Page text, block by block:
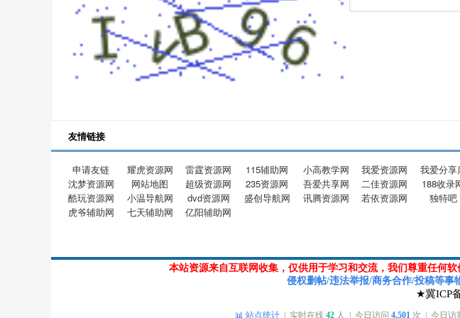
友情链接
申请友链 耀虎资源网 雷霆资源网 115辅助网 小高教学网 我爱资源网 我爱分享
沈梦资源网
网站地图 超级资源网 235资源网 吾爱共享网 二佳资源网 188收录
酷玩资源网
小温导航网 dvd资源网 盛创导航网 讯腾资源网 若依资源网 独特吧
虎爷辅助网
七天辅助网 亿阳辅助网
本站资源来自互联网收集，仅供用于学习和交流，我们尊重任何
侵权删帖/违法举报/商务合作/投稿等事
★冀ICP
📊 站点统计 | 实时在线 42 人 | 今日访问 4,501 次 | 今日访